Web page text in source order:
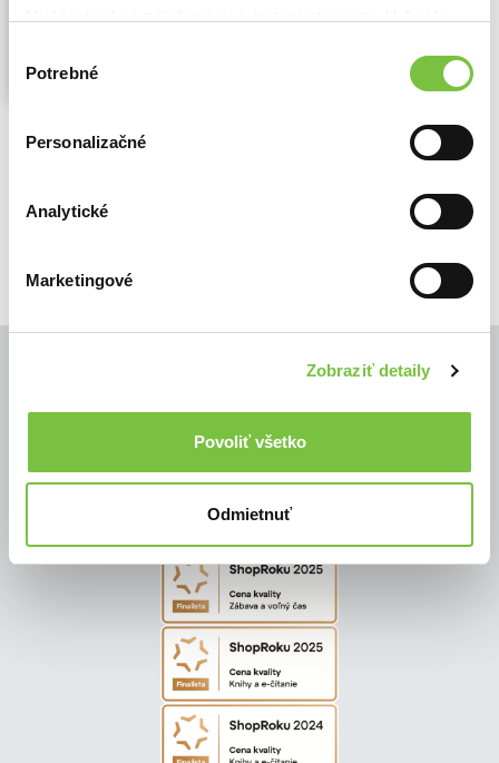
cookies.
súhlasu
Potrebné
Personalizačné
Analytické
Marketingové
Zobraziť detaily
Povoliť všetko
Odmietnuť
Ako robí kravička? Ktože to tu krochká?
Aký zvuk vydáva traktor? Obrázková
Pre deti od 24 mesiacov. Ilustrácie:
Zobraziť viac
© Všetky práva vyhradené